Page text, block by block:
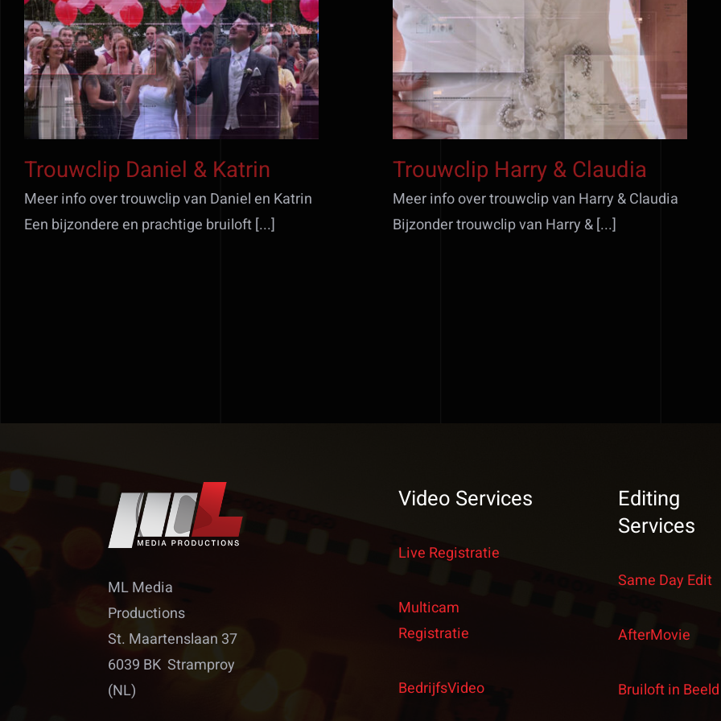
Trouwclip Daniel &
Katrin
Trouwclip Daniel & Katrin
Meer info over trouwclip van Daniel en Katrin
Een bijzondere en prachtige bruiloft [...]
Trouwclip Harry &
Claudia
Trouwclip Harry & Claudia
Meer info over trouwclip van Harry & Claudia
Bijzonder trouwclip van Harry & [...]
ML Media
Productions
St. Maartenslaan 37
6039 BK Stramproy
(NL)
Video Services
Live Registratie
Multicam
Registratie
BedrijfsVideo
Editing
Services
Same Day Edit
AfterMovie
Bruiloft in Beeld